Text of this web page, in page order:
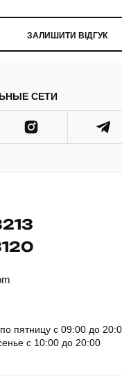
ЗАЛИШИТИ ВІДГУК
СЕТИ
пятницу с 09:00 до
с 10:00 до 20:00